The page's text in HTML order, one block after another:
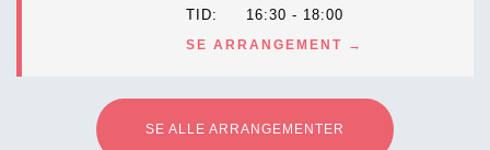
TID
16:30 - 18:00
SE ARRANGEMENT
SE ALLE ARRANGEMENTER